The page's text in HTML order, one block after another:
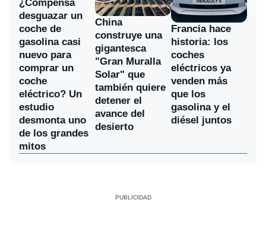
¿Compensa
desguazar un
coche de
gasolina casi
nuevo para
comprar un
coche
eléctrico? Un
estudio
desmonta uno
de los grandes
mitos
China
construye una
gigantesca
"Gran Muralla
Solar" que
también quiere
detener el
avance del
desierto
Francia hace
historia: los
coches
eléctricos ya
venden más
que los
gasolina y el
diésel juntos